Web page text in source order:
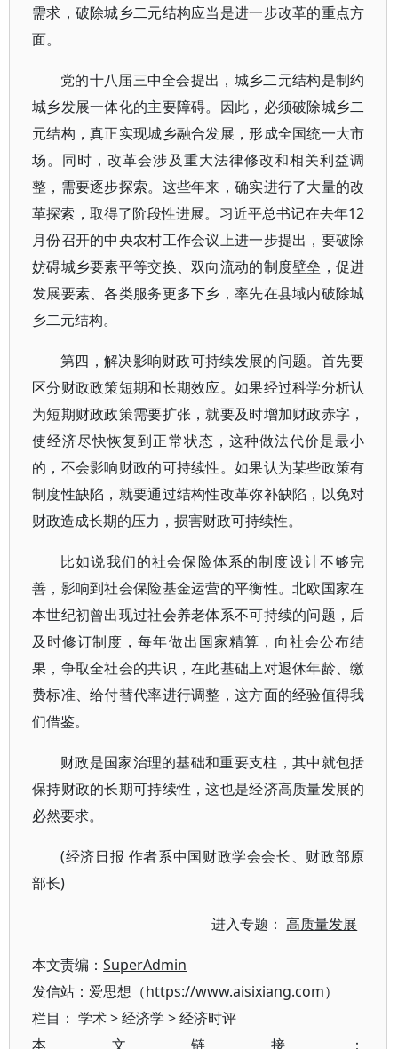
需求，破除城乡二元结构应当是进一步改革的重点方
面。
党的十八届三中全会提出，城乡二元结构是制约
城乡发展一体化的主要障碍。因此，必须破除城乡二
元结构，真正实现城乡融合发展，形成全国统一大市
场。同时，改革会涉及重大法律修改和相关利益调
整，需要逐步探索。这些年来，确实进行了大量的改
革探索，取得了阶段性进展。习近平总书记在去年12
月份召开的中央农村工作会议上进一步提出，要破除
妨碍城乡要素平等交换、双向流动的制度壁垒，促进
发展要素、各类服务更多下乡，率先在县域内破除城
乡二元结构。
第四，解决影响财政可持续发展的问题。首先要
区分财政政策短期和长期效应。如果经过科学分析认
为短期财政政策需要扩张，就要及时增加财政赤字，
使经济尽快恢复到正常状态，这种做法代价是最小
的，不会影响财政的可持续性。如果认为某些政策有
制度性缺陷，就要通过结构性改革弥补缺陷，以免对
财政造成长期的压力，损害财政可持续性。
比如说我们的社会保险体系的制度设计不够完
善，影响到社会保险基金运营的平衡性。北欧国家在
本世纪初曾出现过社会养老体系不可持续的问题，后
及时修订制度，每年做出国家精算，向社会公布结
果，争取全社会的共识，在此基础上对退休年龄、缴
费标准、给付替代率进行调整，这方面的经验值得我
们借鉴。
财政是国家治理的基础和重要支柱，其中就包括
保持财政的长期可持续性，这也是经济高质量发展的
必然要求。
(经济日报 作者系中国财政学会会长、财政部原
部长)
进入专题：高质量发展
本文责编： SuperAdmin
发信站：爱思想（https://www.aisixiang.com）
栏目： 学术>经济学 >经济时评
本文链接：